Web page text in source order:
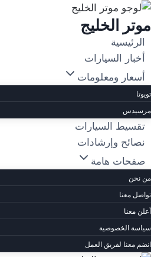
التجاوز
إلى
المحتوى
موتر الخليج
الرئيسية
أخبار السيارات
أسعار ومعلومات
تويوتا
مرسيدس
تقسيط السيارات
نصائح وإرشادات
صفحات هامة
من نحن
تواصل معنا
أعلن معنا
سياسة الخصوصية
انضم معنا لفريق العمل